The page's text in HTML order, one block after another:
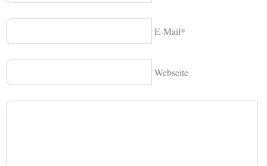
E-Mail*
Webseite